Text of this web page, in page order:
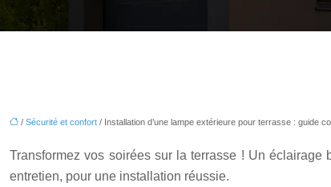
/ Sécurité et confort / Installation d’une lampe extérieure pour terrasse : guide
Transformez vos soirées sur la terrasse ! Un
entretien, pour une installation réussie.